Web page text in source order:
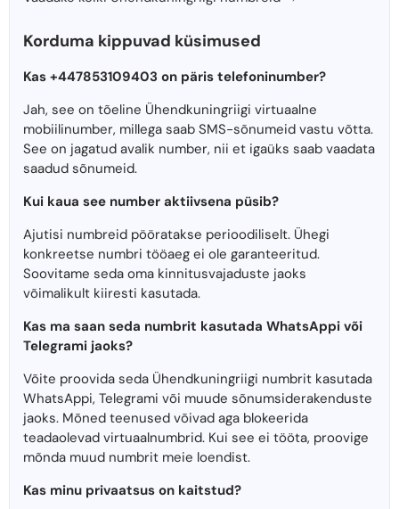
Korduma kippuvad küsimused
Kas +447853109403 on päris telefoninumber?
Jah, see on tõeline Ühendkuningriigi virtuaalne
mobiilinumber, millega saab SMS-sõnumeid vastu võtta.
See on jagatud avalik number, nii et igaüks saab vaadata
saadud sõnumeid.
Kui kaua see number aktiivsena püsib?
Ajutisi numbreid pööratakse perioodiliselt. Ühegi
konkreetse numbri tööaeg ei ole garanteeritud.
Soovitame seda oma kinnitusvajaduste jaoks
võimalikult kiiresti kasutada.
Kas ma saan seda numbrit kasutada WhatsAppi või
Telegrami jaoks?
Võite proovida seda Ühendkuningriigi numbrit kasutada
WhatsAppi, Telegrami või muude sõnumsiderakenduste
jaoks. Mõned teenused võivad aga blokeerida
teadaolevad virtuaalnumbrid. Kui see ei tööta, proovige
mõnda muud numbrit meie loendist.
Kas minu privaatsus on kaitstud?